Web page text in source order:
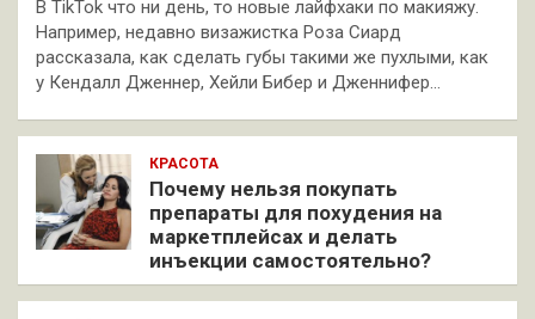
В TikTok что ни день, то новые лайфхаки по макияжу.
Например, недавно визажистка Роза Сиард
рассказала, как сделать губы такими же пухлыми, как
у Кендалл Дженнер, Хейли Бибер и Дженнифер…
КРАСОТА
Почему нельзя покупать
препараты для похудения на
маркетплейсах и делать
инъекции самостоятельно?